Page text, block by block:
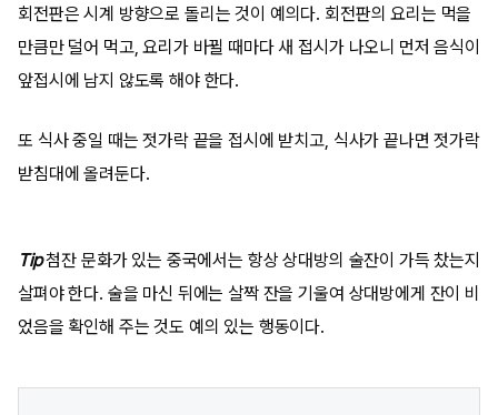
회전판은 시계 방향으로 돌리는 것이 예의다. 회전판의 요리는 먹을
만큼만 덜어 먹고, 요리가 바뀔 때마다 새 접시가 나오니 먼저 음식이
앞접시에 남지 않도록 해야 한다.
또 식사 중일 때는 젓가락 끝을 접시에 받치고, 식사가 끝나면 젓가락
받침대에 올려둔다.
Tip 첨잔 문화가 있는 중국에서는 항상 상대방의 술잔이 가득 찼는지
살펴야 한다. 술을 마신 뒤에는 살짝 잔을 기울여 상대방에게 잔이 비
었음을 확인해 주는 것도 예의 있는 행동이다.